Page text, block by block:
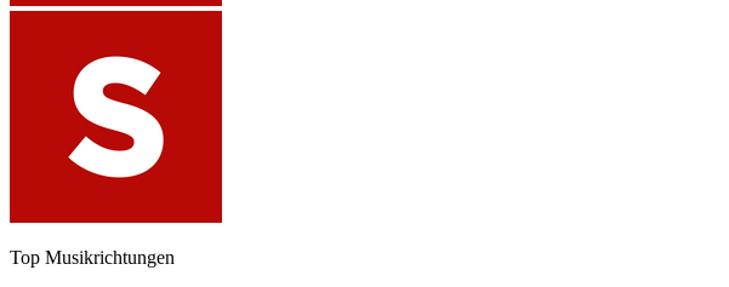
Top Musikrichtungen